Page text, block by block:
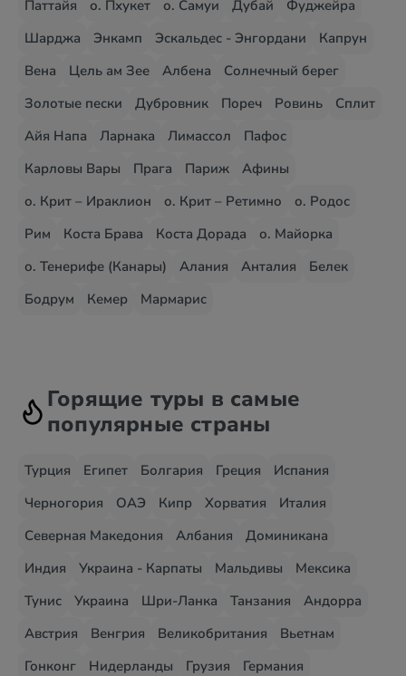
Паттайя
о. Пхукет о. Самуи Дубай
Фуджейра
Шарджа
Энкамп Эскальдес - Энгордани
Капрун
Вена
Цель ам Зее Албена
Солнечный берег
Золотые пески
Дубровник Пореч Ровинь
Сплит
Айя Напа
Ларнака Лимассол
Пафос
Карловы Вары
Прага Париж
Афины
о. Крит – Ираклион
о. Крит – Ретимно
о. Родос
Рим
Коста Брава Коста Дорада
о. Майорка
о. Тенерифе (Канары)
Алания Анталия
Белек
Бодрум
Кемер Мармарис
Горящие туры в самые
популярные страны
Турция Египет Болгария Греция
Испания
Черногория
ОАЭ Кипр Хорватия
Италия
Северная Македония
Албания
Доминикана
Индия
Украина - Карпаты Мальдивы
Мексика
Тунис
Украина Шри-Ланка Танзания
Андорра
Австрия
Венгрия Великобритания
Вьетнам
Гонконг
Нидерланды Грузия
Германия